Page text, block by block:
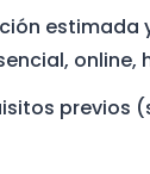
estimada
online,
previos